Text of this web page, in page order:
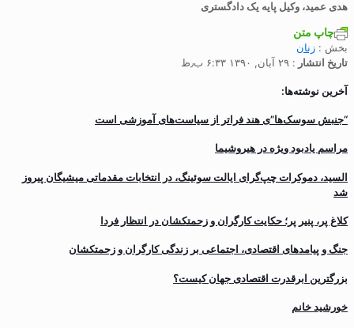
هدی عمید، وکیل پایه یک دادگستری
چاپ متن
بخش : زنان
تاریخ انتشار : ۲۹ آبان, ۱۳۹۰ ۶:۳۳ ب٫ظ
آخرین نوشته‌ها:
“جنبش سوسک‌ها”ی هند فراتر از سیاست‌های آموزشی است
مراسم یادبود ویژه در هیروشیما
السید، دموکرات چپ‌گرای ایالت سوئینگ، در انتخابات مقدماتی میشیگان پیروز
شد
کلاغ پر، پنیر پر؛ حکایت کارگران و زحمتکشان در انتظار فردا
جنگ و پیامدهای اقتصادی، اجتماعی بر زندگی کارگران و زحمتکشان
بزرگترین ابرقدرت اقتصادی جهان کیست؟
خورشید خانم